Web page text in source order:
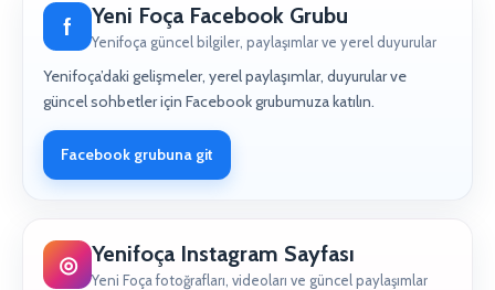
f Yeni Foça Facebook Grubu
Yenifoça güncel bilgiler, paylaşımlar ve yerel duyurular
Yenifoça’daki gelişmeler, yerel paylaşımlar, duyurular ve
güncel sohbetler için Facebook grubumuza katılın.
Facebook grubuna git
◎ Yenifoça Instagram Sayfası
Yeni Foça fotoğrafları, videoları ve güncel paylaşımlar